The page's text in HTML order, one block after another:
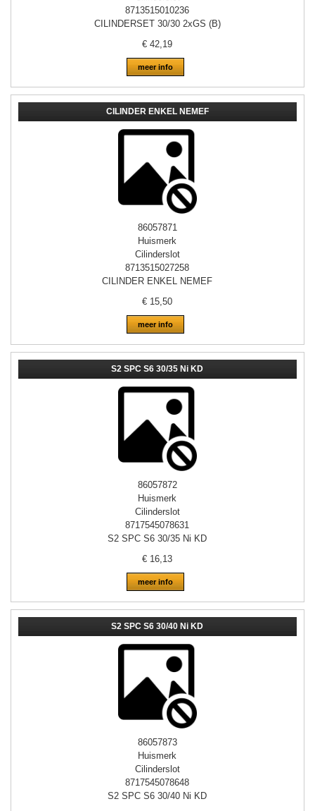
8713515010236
CILINDERSET 30/30 2xGS (B)
€42,19
meer info
CILINDER ENKEL NEMEF
86057871
Huismerk
Cilinderslot
8713515027258
CILINDER ENKEL NEMEF
€ 15,50
meer info
S2 SPC S6 30/35 Ni KD
86057872
Huismerk
Cilinderslot
8717545078631
S2 SPC S6 30/35 Ni KD
€ 16,13
meer info
S2 SPC S6 30/40 Ni KD
86057873
Huismerk
Cilinderslot
8717545078648
S2 SPC S6 30/40 Ni KD